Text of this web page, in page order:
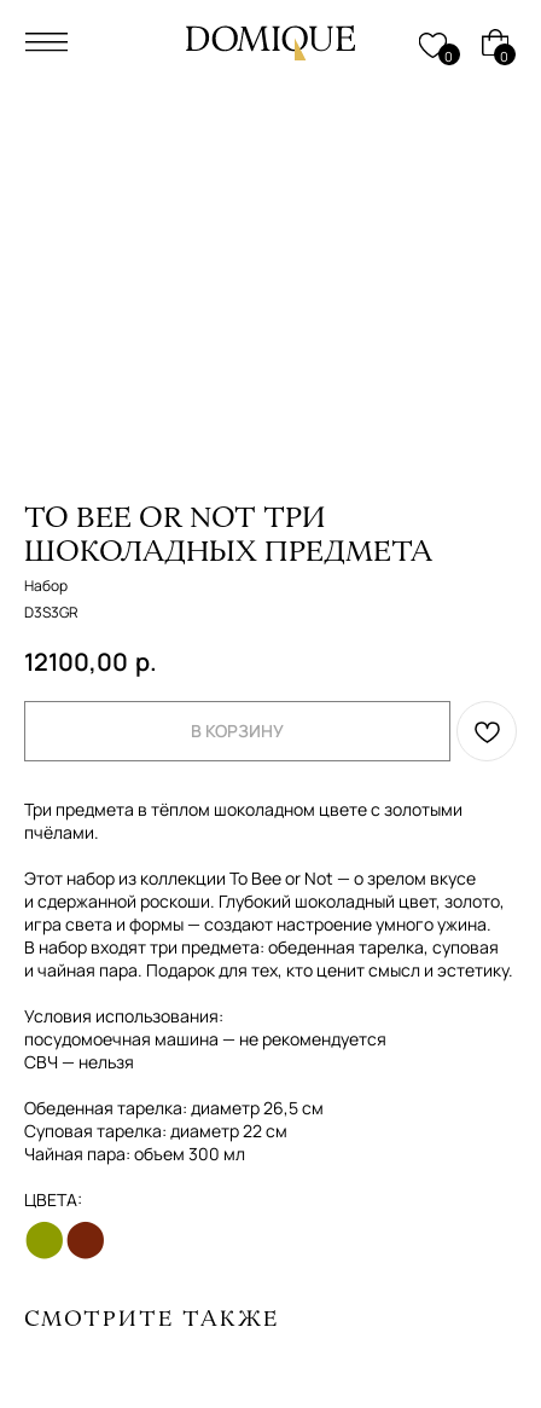
TO BEE OR NOT ТРИ
ШОКОЛАДНЫХ ПРЕДМЕТА
Набор
D3S3GR
12100,00 р.
В КОРЗИНУ
Три предмета в тёплом шоколадном цвете с золотыми
пчёлами.
Этот набор из коллекции To Bee or Not — о зрелом вкусе
и сдержанной роскоши. Глубокий шоколадный цвет, золото,
игра света и формы — создают настроение умного ужина.
В набор входят три предмета: обеденная тарелка, суповая
и чайная пара. Подарок для тех, кто ценит смысл и эстетику.
Условия использования:
посудомоечная машина — не рекомендуется
СВЧ — нельзя
Обеденная тарелка: диаметр 26,5 см
Суповая тарелка: диаметр 22 см
Чайная пара: объем 300 мл
ЦВЕТА:
⬤⬤
СМОТРИТЕ ТАКЖЕ
МАГАЗИН
СОТРУДНИЧЕСТВО
С DOMIQUE
Для оптовых закупок:
buyers@domique.shop
collab@domique.shop
СВЯЗЬ С НАМИ